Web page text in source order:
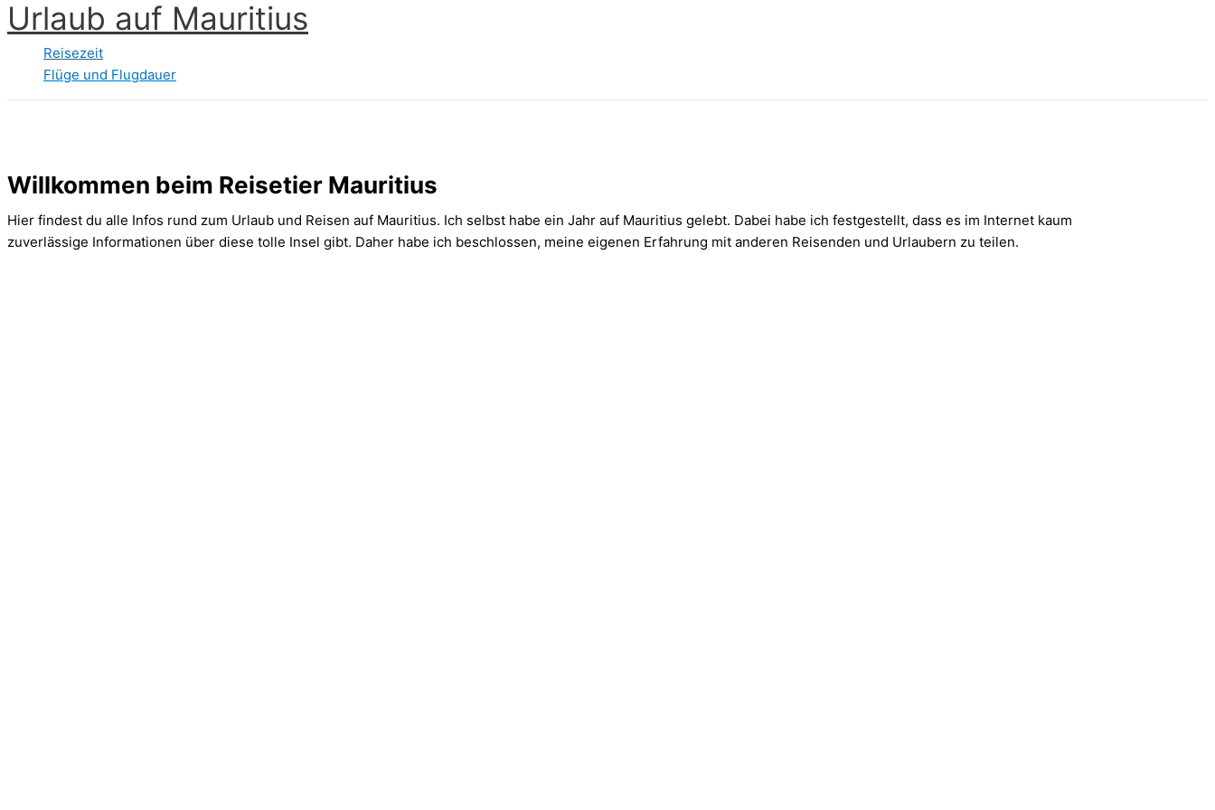
Zum
Inhalt
springen
Urlaub auf Mauritius
Reisezeit
Flüge und Flugdauer
Willkommen beim Reisetier Mauritius
Hier findest du alle Infos rund zum Urlaub und Reisen auf Mauritius. Ich selbst habe ein Jahr auf Mauritius gelebt. Dabei habe ich festgestellt, dass es im Internet kaum
zuverlässige Informationen über diese tolle Insel gibt. Daher habe ich beschlossen, meine eigenen Erfahrung mit anderen Reisenden und Urlaubern zu teilen.